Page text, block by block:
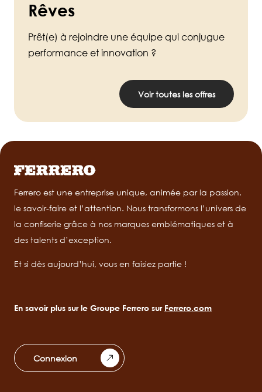
Rêves
Prêt(e) à rejoindre une équipe qui conjugue
performance et innovation ?
Voir toutes les offres
Ferrero est une entreprise unique, animée par la passion,
le savoir-faire et l’attention. Nous transformons l’univers de
la confiserie grâce à nos marques emblématiques et à
des talents d’exception.
Et si dès aujourd’hui, vous en faisiez partie !
En savoir plus sur le Groupe Ferrero sur Ferrero.com
Connexion